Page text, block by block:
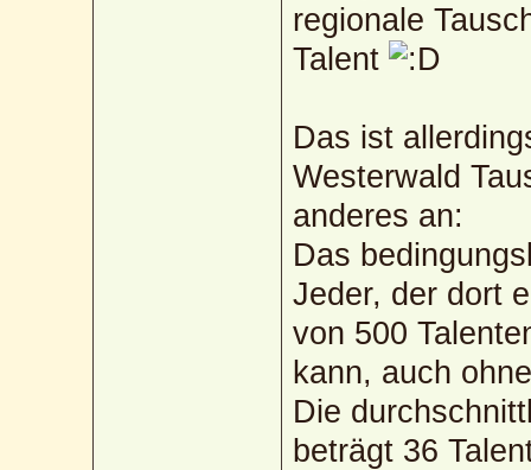
regionale
Talent
Das ist
Westerwald
anderes an:
Das
Jeder, der dort
von 500
kann, auch
Die
beträgt 36